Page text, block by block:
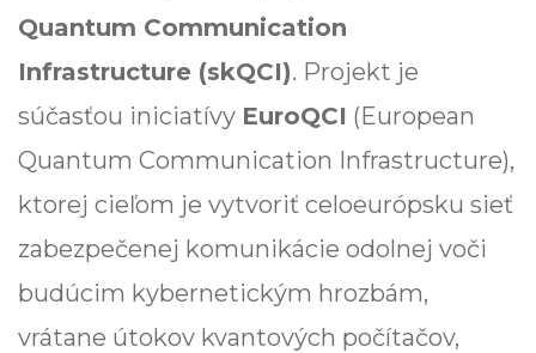
Quantum Communication
Infrastructure (skQCI). Projekt je
súčasťou iniciatívy EuroQCI (European
Quantum Communication Infrastructure),
ktorej cieľom je vytvoriť celoeurópsku sieť
zabezpečenej komunikácie odolnej voči
budúcim kybernetickým hrozbám,
vrátane útokov kvantových počítačov,